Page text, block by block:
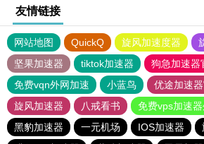
友情链接
网站地图 QuickQ 旋风加速度器
坚果加速器
tiktok加速器
狗急加速器
免费vqn外网加速
小蓝鸟 优途加速
旋风加速器
八戒看书
免费vps加速
黑豹加速器
一元机场 IOS加速器